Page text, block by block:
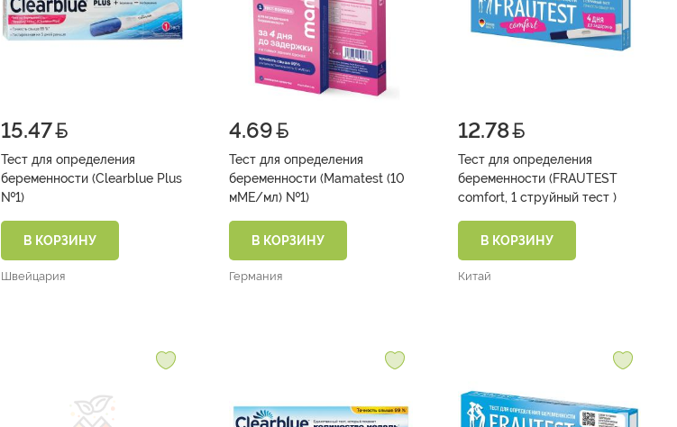
15.47
Тест для определения
беременности (Clearblue Plus
№1)
В КОРЗИНУ
Швейцария
4.69
Тест для определения
беременности (Mamatest (10
мМЕ/мл) №1)
В КОРЗИНУ
Германия
12.78
Тест для определения
беременности (FRAUTEST
comfort, 1 струйный тест )
В КОРЗИНУ
Китай